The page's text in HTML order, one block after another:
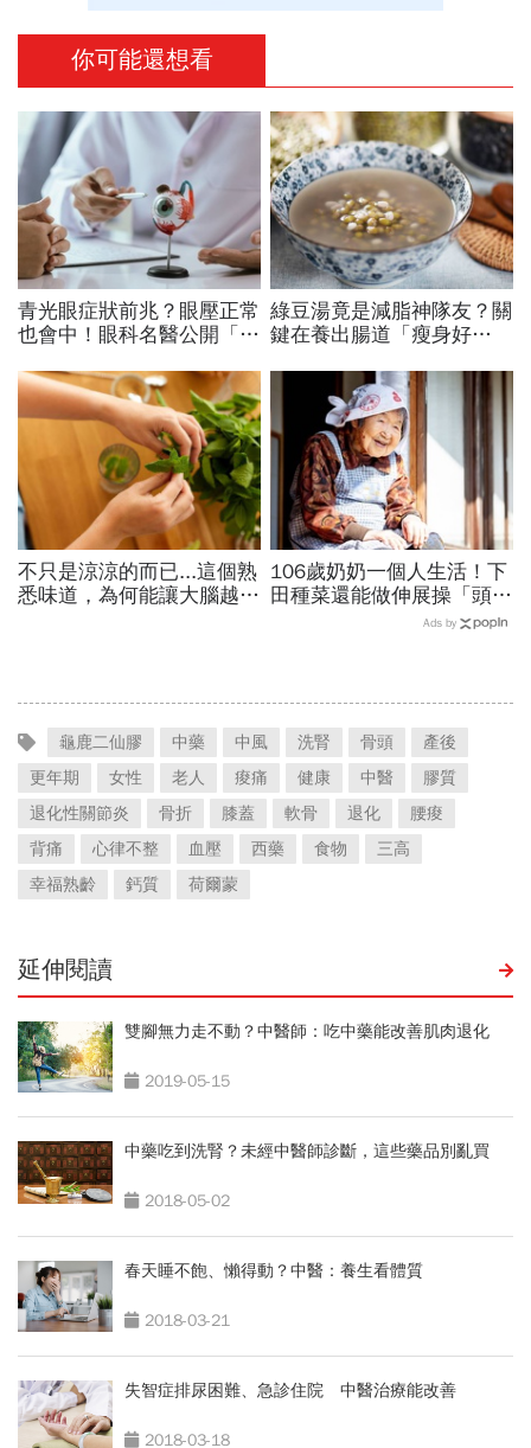
你可能還想看
青光眼症狀前兆？眼壓正常
也會中！眼科名醫公開「護
驟」：三餐多吃「1類食
物」護眼
綠豆湯竟是減脂神隊友？關
鍵在養出腸道「瘦身好
種方法「燃脂率大提升」
不只是涼涼的而已...這個熟
悉味道，為何能讓大腦越聞
106歲奶奶一個人生活！下
田種菜還能做伸展操「頭貼
腿」...公開8個健康長壽秘
Ads by
龜鹿二仙膠 中藥 中風 洗腎 骨頭
產後
更年期
女性 老人 痠痛 健康 中醫
膠質
退化性關節炎
骨折 膝蓋 軟骨 退化
腰痠
背痛
心律不整 血壓 西藥 食物
三高
幸福熟齡
鈣質 荷爾蒙
延伸閱讀
雙腳無力走不動？中醫師：吃中藥能改善肌肉退化
2019-05-15
中藥吃到洗腎？未經中醫師診斷，這些藥品別亂買
2018-05-02
春天睡不飽、懶得動？中醫：養生看體質
2018-03-21
失智症排尿困難、急診住院 中醫治療能改善
2018-03-18